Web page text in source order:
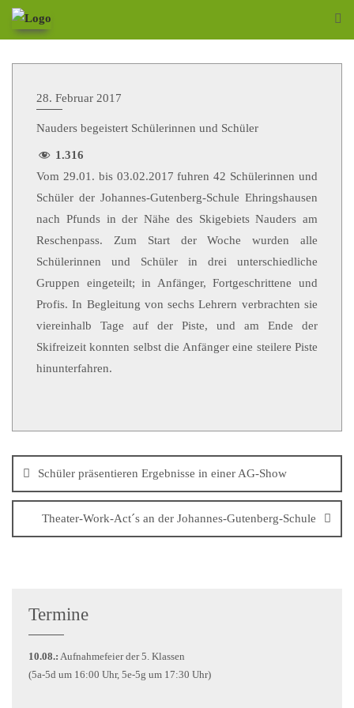
28. Februar 2017
Nauders begeistert Schülerinnen und Schüler
1.316
Vom 29.01. bis 03.02.2017 fuhren 42 Schülerinnen und
Schüler der Johannes-Gutenberg-Schule Ehringshausen
nach Pfunds in der Nähe des Skigebiets Nauders am
Reschenpass. Zum Start der Woche wurden alle
Schülerinnen und Schüler in drei unterschiedliche
Gruppen eingeteilt; in Anfänger, Fortgeschrittene und
Profis. In Begleitung von sechs Lehrern verbrachten sie
viereinhalb Tage auf der Piste, und am Ende der
Skifreizeit konnten selbst die Anfänger eine steilere Piste
hinunterfahren.
Schüler präsentieren Ergebnisse in einer AG-Show
Theater-Work-Act´s an der Johannes-Gutenberg-Schule
Termine
10.08.: Aufnahmefeier der 5. Klassen
(5a-5d um 16:00 Uhr, 5e-5g um 17:30 Uhr)